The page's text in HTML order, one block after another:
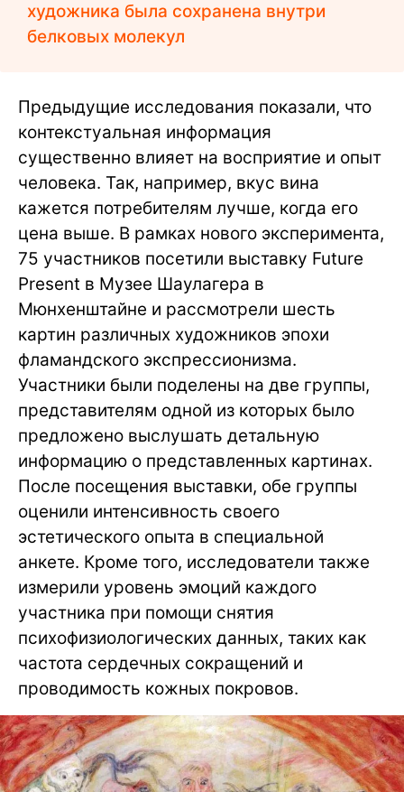
художника была сохранена внутри
белковых молекул
Предыдущие исследования показали, что
контекстуальная информация
существенно влияет на восприятие и опыт
человека. Так, например, вкус вина
кажется потребителям лучше, когда его
цена выше. В рамках нового эксперимента,
75 участников посетили выставку Future
Present в Музее Шаулагера в
Мюнхенштайне и рассмотрели шесть
картин различных художников эпохи
фламандского экспрессионизма.
Участники были поделены на две группы,
представителям одной из которых было
предложено выслушать детальную
информацию о представленных картинах.
После посещения выставки, обе группы
оценили интенсивность своего
эстетического опыта в специальной
анкете. Кроме того, исследователи также
измерили уровень эмоций каждого
участника при помощи снятия
психофизиологических данных, таких как
частота сердечных сокращений и
проводимость кожных покровов.